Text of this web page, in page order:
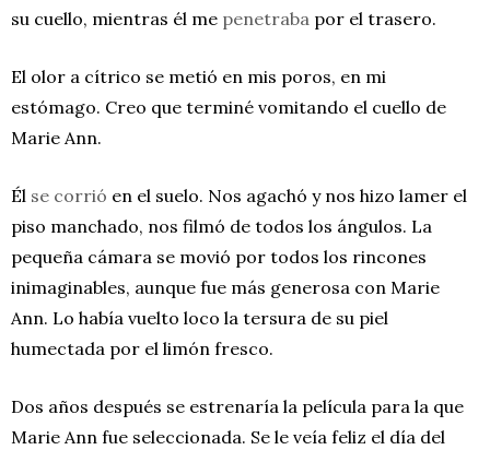
su cuello, mientras él me penetraba por el trasero.
El olor a cítrico se metió en mis poros, en mi
estómago. Creo que terminé vomitando el cuello de
Marie Ann.
Él se corrió en el suelo. Nos agachó y nos hizo lamer el
piso manchado, nos filmó de todos los ángulos. La
pequeña cámara se movió por todos los rincones
inimaginables, aunque fue más generosa con Marie
Ann. Lo había vuelto loco la tersura de su piel
humectada por el limón fresco.
Dos años después se estrenaría la película para la que
Marie Ann fue seleccionada. Se le veía feliz el día del